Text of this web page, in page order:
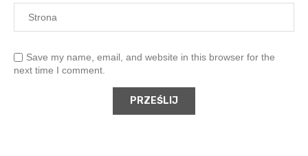
Save my name, email, and website in this browser for the
next time I comment.